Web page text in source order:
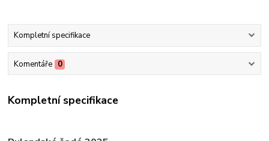
Kompletní specifikace
Komentáře 0
Kompletní specifikace